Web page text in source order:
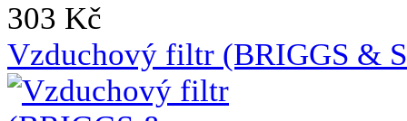
303 Kč
Vzduchový filtr (BRIGGS &